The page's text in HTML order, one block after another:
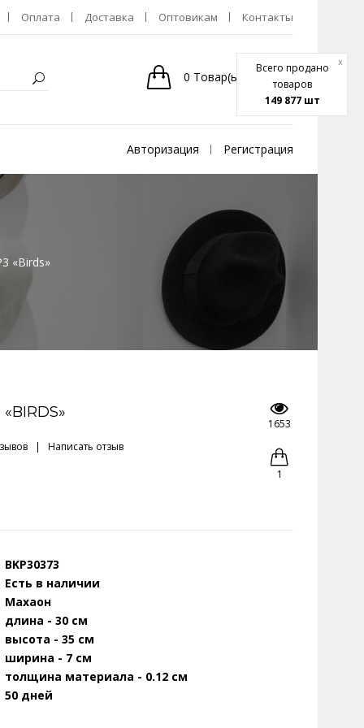
Всего продано
товаров
149 877 шт
x
Оплата Доставка Оптовикам Контакты
0 Товар(ы) 0р.
Авторизация Регистрация
«Birds»
| Написать отзыв
1653
1
BKP30373
Есть в наличии
Махаон
длина - 30 см
высота - 35 см
ширина - 7 см
толщина материала - 0.12 см
50 дней